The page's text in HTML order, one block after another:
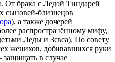
От брака с Ледой Тиндарей
сыновей-близнецов
), а также дочерей
распространённому мифу,
Леды и Зевса). По совету
женихов, добивавшихся руки
в случае